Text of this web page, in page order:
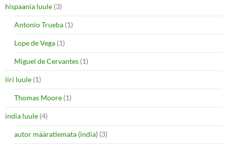
hispaania luule (3)
Antonio Trueba (1)
Lope de Vega (1)
Miguel de Cervantes (1)
iiri luule (1)
Thomas Moore (1)
india luule (4)
autor määratlemata (india) (3)